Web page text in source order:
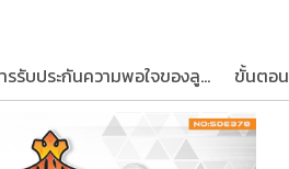
การรับประกันความพอใจของลูกค้า